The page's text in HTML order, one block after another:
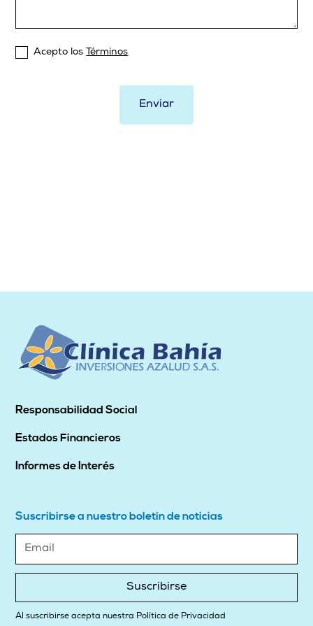
Acepto los Términos
Responsabilidad Social
Estados Financieros
Informes de Interés
Suscribirse a nuestro boletín de noticias
Suscribirse
Al suscribirse acepta nuestra Política de Privacidad